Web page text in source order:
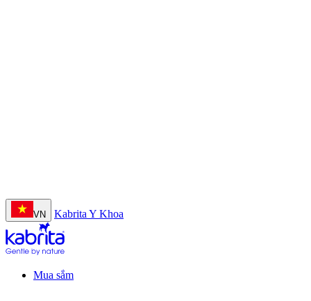
VN Kabrita Y Khoa
Mua sắm